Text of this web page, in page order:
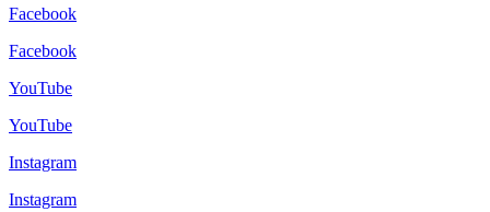
Facebook
Facebook
YouTube
YouTube
Instagram
Instagram